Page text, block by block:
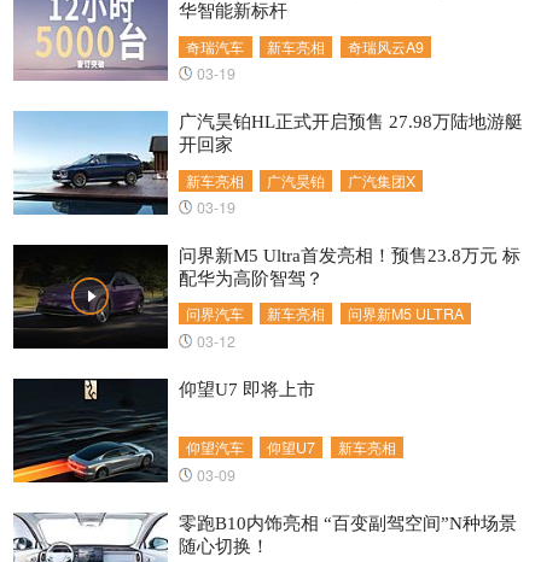
奇瑞汽车 新车亮相 奇瑞风云A9
华智能新标杆
03-19
新车亮相 广汽昊铂 广汽集团X
广汽昊铂HL正式开启预售 27.98万陆地游艇
开回家
03-19
问界汽车 新车亮相 问界新M5 ULTRA
问界新M5 Ultra首发亮相！预售23.8万元 标
配华为高阶智驾？
03-12
仰望汽车 仰望U7 新车亮相
仰望U7 即将上市
03-09
零跑B10内饰亮相 “百变副驾空间”N种场景
随心切换！